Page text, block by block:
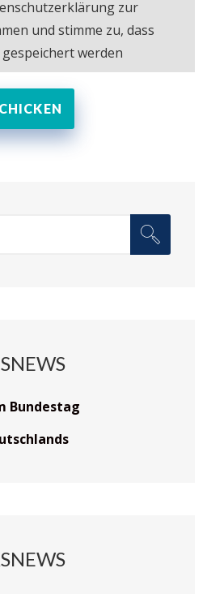
zur
und stimme zu, dass
werden
Bundestag